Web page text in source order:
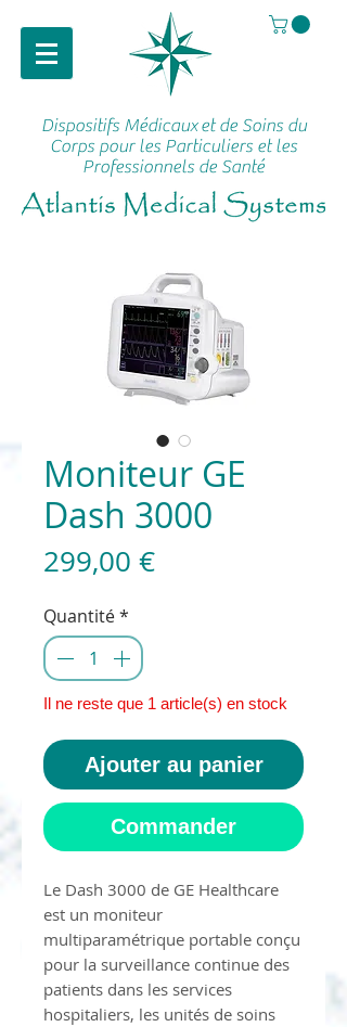
Dispositifs Médicaux et de Soins du
Corps pour les Particuliers et les
Professionnels de Santé
Moniteur GE
Dash 3000
299,00 €Prix
Quantité*
Il ne reste que 1 article(s) en stock
Ajouter au panier
Commander
Le Dash 3000 de GE Healthcare
est un moniteur
multiparamétrique portable conçu
pour la surveillance continue des
patients dans les services
hospitaliers, les unités de soins